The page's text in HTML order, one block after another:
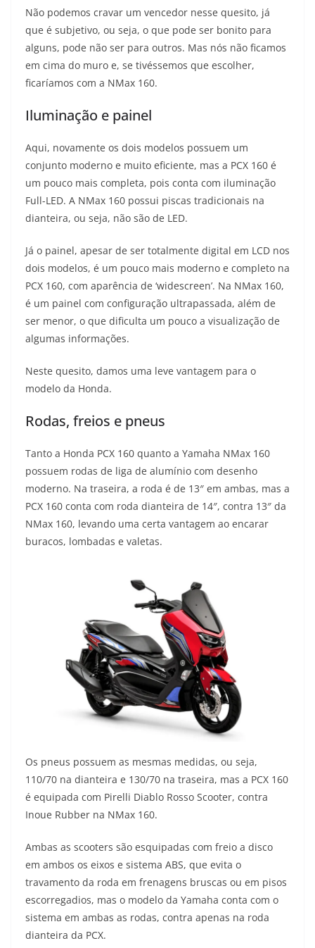
Não podemos cravar um vencedor nesse quesito, já
que é subjetivo, ou seja, o que pode ser bonito para
alguns, pode não ser para outros. Mas nós não ficamos
em cima do muro e, se tivéssemos que escolher,
ficaríamos com a NMax 160.
Iluminação e painel
Aqui, novamente os dois modelos possuem um
conjunto moderno e muito eficiente, mas a PCX 160 é
um pouco mais completa, pois conta com iluminação
Full-LED. A NMax 160 possui piscas tradicionais na
dianteira, ou seja, não são de LED.
Já o painel, apesar de ser totalmente digital em LCD nos
dois modelos, é um pouco mais moderno e completo na
PCX 160, com aparência de ‘widescreen’. Na NMax 160,
é um painel com configuração ultrapassada, além de
ser menor, o que dificulta um pouco a visualização de
algumas informações.
Neste quesito, damos uma leve vantagem para o
modelo da Honda.
Rodas, freios e pneus
Tanto a Honda PCX 160 quanto a Yamaha NMax 160
possuem rodas de liga de alumínio com desenho
moderno. Na traseira, a roda é de 13″ em ambas, mas a
PCX 160 conta com roda dianteira de 14″, contra 13″ da
NMax 160, levando uma certa vantagem ao encarar
buracos, lombadas e valetas.
Os pneus possuem as mesmas medidas, ou seja,
110/70 na dianteira e 130/70 na traseira, mas a PCX 160
é equipada com Pirelli Diablo Rosso Scooter, contra
Inoue Rubber na NMax 160.
Ambas as scooters são esquipadas com freio a disco
em ambos os eixos e sistema ABS, que evita o
travamento da roda em frenagens bruscas ou em pisos
escorregadios, mas o modelo da Yamaha conta com o
sistema em ambas as rodas, contra apenas na roda
dianteira da PCX.